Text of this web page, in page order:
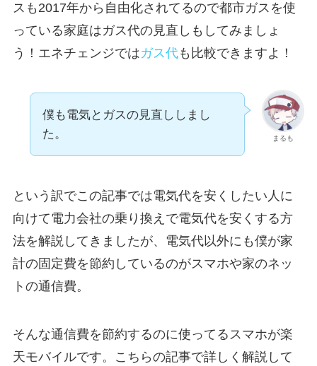
スも2017年から自由化されてるので都市ガスを使
っている家庭はガス代の見直しもしてみましょ
う！エネチェンジではガス代も比較できますよ！
まるも
僕も電気とガスの見直ししまし
た。
という訳でこの記事では電気代を安くしたい人に
向けて電力会社の乗り換えで電気代を安くする方
法を解説してきましたが、電気代以外にも僕が家
計の固定費を節約しているのがスマホや家のネッ
トの通信費。
そんな通信費を節約するのに使ってるスマホが楽
天モバイルです。こちらの記事で詳しく解説して